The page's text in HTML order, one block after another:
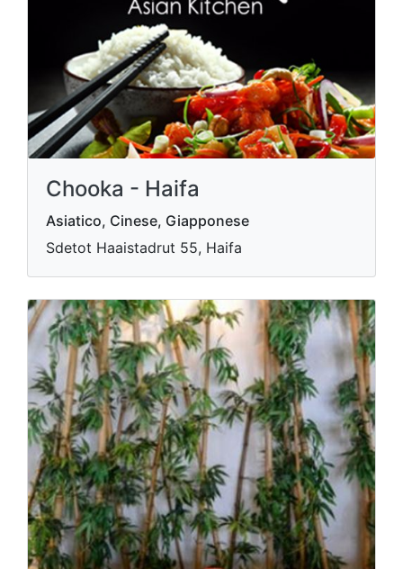
Chooka - Haifa
Asiatico, Cinese, Giapponese
Sdetot Haaistadrut 55, Haifa